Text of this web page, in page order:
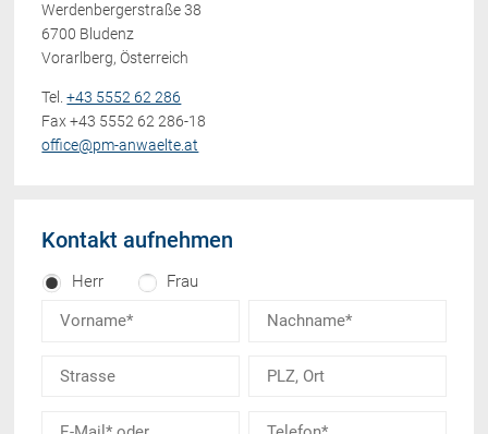
Werdenbergerstraße 38
6700 Bludenz
Vorarlberg, Österreich
Tel.+43 5552 62 286
Fax +43 5552 62 286-18
office@pm-anwaelte.at
Kontakt aufnehmen
Herr Frau